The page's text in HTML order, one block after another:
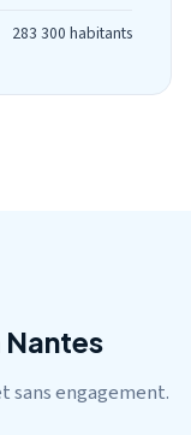
283 300 habitants
sans engagement.